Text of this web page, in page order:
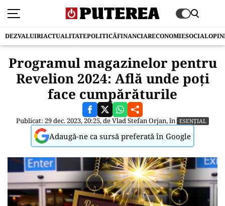
DEZVALUIRIACTUALITATEPOLITICĂFINANCIARECONOMIESOCIAL
Programul magazinelor pentru
Revelion 2024: Află unde poți
face cumpărăturile
Publicat: 29 dec. 2023, 20:25, deVlad Stefan Orjan, în ESENȚIAL
Adaugă-ne ca sursă preferată în Google